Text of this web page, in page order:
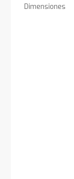
Dimensiones